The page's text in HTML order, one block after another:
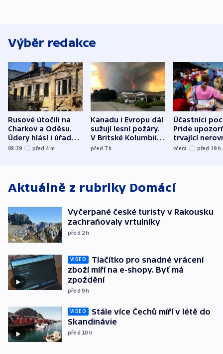
Výběr redakce
Rusové útočili na
Charkov a Oděsu.
Údery hlásí i úřady v
Bělgorodu
08:39 před 4 m
Kanadu i Evropu dál
sužují lesní požáry.
V Britské Kolumbii
evakuovali tisíce lidí
před 7h
Účastníci
Pride
trvající
včera před 19 h
Aktuálně z rubriky Domácí
Vyčerpané české turisty v Rakousku
zachraňovaly vrtulníky
před 2h
VIDEO
Tlačítko pro snadné vrácení
zboží míří na e-shopy. Byť má
zpoždění
před 9h
VIDEO
Stále více Čechů míří v létě do
Skandinávie
před 10 h